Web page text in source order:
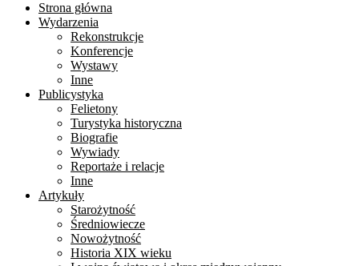
Strona główna
Wydarzenia
Rekonstrukcje
Konferencje
Wystawy
Inne
Publicystyka
Felietony
Turystyka historyczna
Biografie
Wywiady
Reportaże i relacje
Inne
Artykuły
Starożytność
Średniowiecze
Nowożytność
Historia XIX wieku